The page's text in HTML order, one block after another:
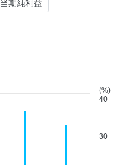
30
(%)
40
当期純利益